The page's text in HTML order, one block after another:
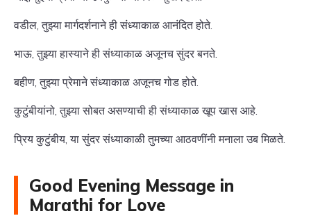
वडील, तुझ्या मार्गदर्शनाने ही संध्याकाळ आनंदित होते.
भाऊ, तुझ्या हास्याने ही संध्याकाळ अजूनच सुंदर बनते.
बहीण, तुझ्या प्रेमाने संध्याकाळ अजूनच गोड होते.
कुटुंबीयांनो, तुझ्या सोबत असण्याची ही संध्याकाळ खूप खास आहे.
प्रिय कुटुंबीय, या सुंदर संध्याकाळी तुमच्या आठवणींनी मनाला उब मिळते.
Good Evening Message in
Marathi for Love